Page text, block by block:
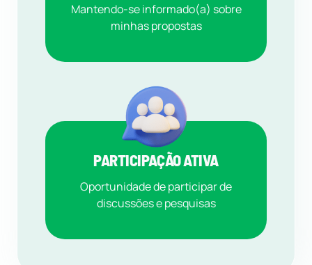
Mantendo-se informado(a) sobre
minhas propostas
PARTICIPAÇÃO ATIVA
Oportunidade de participar de
discussões e pesquisas